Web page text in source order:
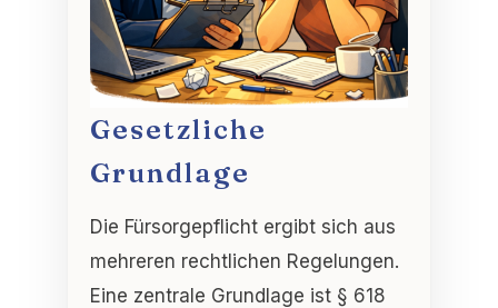
Gesetzliche
Grundlage
Die Fürsorgepflicht ergibt sich aus
mehreren rechtlichen Regelungen.
Eine zentrale Grundlage ist § 618